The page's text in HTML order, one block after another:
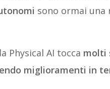
sono ormai una
Physical AI tocca molti
miglioramenti in